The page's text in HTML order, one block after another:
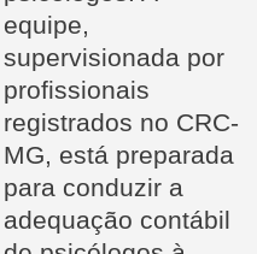
equipe,
supervisionada por
profissionais
registrados no CRC-
MG, está preparada
para conduzir a
adequação contábil